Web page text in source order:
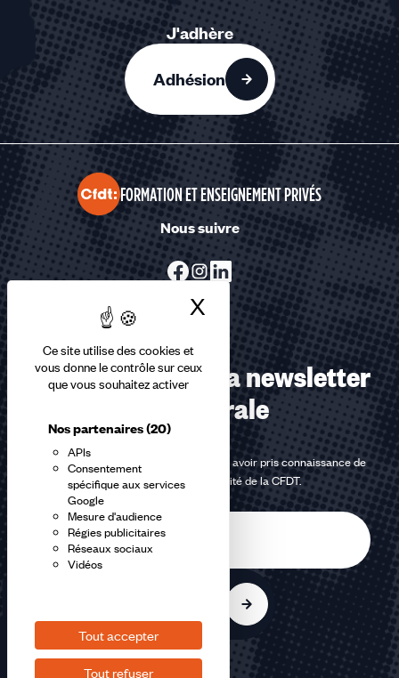
Ce site utilise des cookies et
vous donne le contrôle sur ceux
que vous souhaitez activer
Nos partenaires(20)
APIs
Consentement
spécifique aux services
Google
Mesure d'audience
Régies publicitaires
Réseaux sociaux
Vidéos
Tout accepter
Tout refuser
X Masquer le
J'adhère
Adhésion
FORMATION ET ENSEIGNEMENT PRIVÉS
Nous suivre
Abonnez-vous à la newsletter
confédérale
En m'inscrivant à la newsletter, j'affirme avoir pris connaissance de
lapolitique de confidentialité de la CFDT.